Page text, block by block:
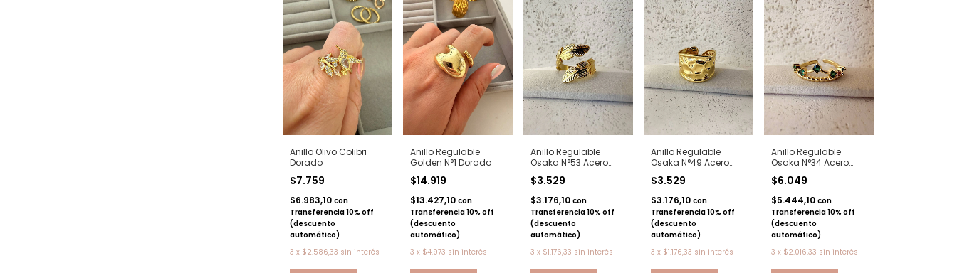
Anillo Olivo Colibri
Dorado
$7.759
$6.983,10 con
Transferencia 10% off
(descuento
automático)
3 x $2.586,33 sin interés
Anillo Regulable
Golden N°1 Dorado
$14.919
$13.427,10 con
Transferencia 10% off
(descuento
automático)
3 x $4.973 sin interés
Anillo Regulable
Osaka N°53 Acero
$3.529
$3.176,10 con
Transferencia 10% off
(descuento
automático)
3 x $1.176,33 sin interés
Anillo Regulable
Osaka N°49 Acero
$3.529
$3.176,10 con
Transferencia 10% off
(descuento
automático)
3 x $1.176,33 sin interés
Anillo Regulable
Osaka N°34 Acero
$6.049
$5.444,10 con
Transferencia 10% off
(descuento
automático)
3 x $2.016,33 sin interés